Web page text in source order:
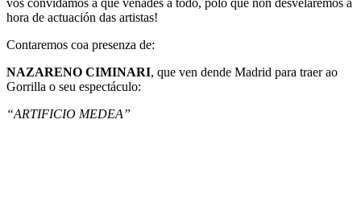
vos convidamos a que veñades a todo, polo que non desvelaremos a
hora de actuación das artistas!
Contaremos coa presenza de:
NAZARENO CIMINARI, que ven dende Madrid para traer ao
Gorrilla o seu espectáculo:
“ARTIFICIO MEDEA”